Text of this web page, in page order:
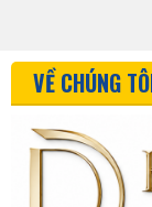
VỀ CHÚNG